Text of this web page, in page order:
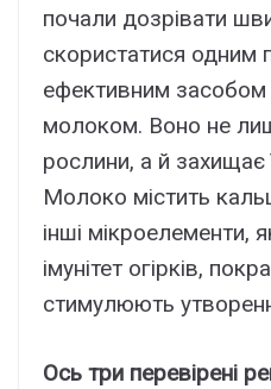
почали дозрівати
скористатися одним
ефективним
молоком. Воно не
рослини, а й захищає
Молоко містить
інші мікроелементи,
імунітет огірків,
стимулюють
Ось три перевірені